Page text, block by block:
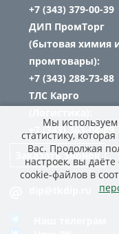
+7 (343) 379-00-39
ДИП ПромТорг
(бытовая химия
промтовары):
+7 (343) 288-73-88
ТЛС Карго
+7 (343) 363-04-89
Заказать звонок
Мы
статистику,
Вас. Продолжая
настроек, вы
cookie-файлов в